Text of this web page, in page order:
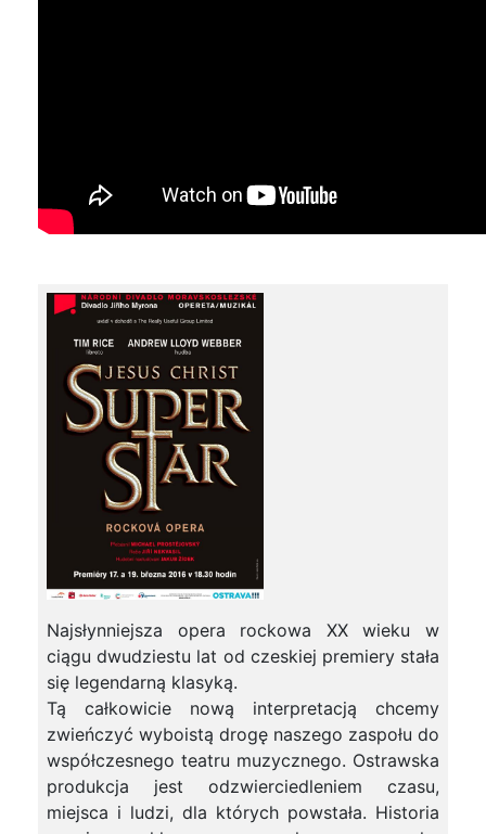
Najsłynniejsza opera rockowa XX wieku w
ciągu dwudziestu lat od czeskiej premiery stała
się legendarną klasyką.
Tą całkowicie nową interpretacją chcemy
zwieńczyć wyboistą drogę naszego zaspołu do
współczesnego teatru muzycznego. Ostrawska
produkcja jest odzwierciedleniem czasu,
miejsca i ludzi, dla których powstała. Historia